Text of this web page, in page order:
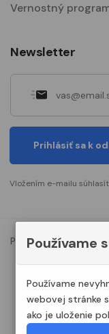
Vernostný
Newsletter
Prihlásiť sa k
Vložením e-mailu
Podmienky ochrany
Používame
Používame
webovej stránke
ako je uloženie
© 2023.